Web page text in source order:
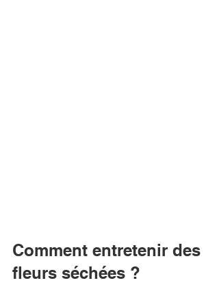
Comment entretenir des
fleurs séchées ?